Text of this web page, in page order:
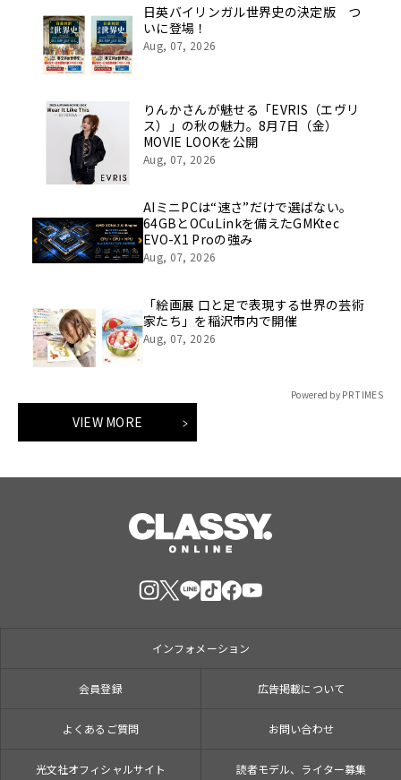
像を公開！
日英バイリンガル世界史の決定版 つ
いに登場！
Aug, 07, 2026
りんかさんが魅せる「EVRIS（エヴリ
ス）」の秋の魅力。8月7日（金）
MOVIE LOOKを公開
Aug, 07, 2026
AIミニPCは“速さ”だけで選ばない。
64GBとOCuLinkを備えたGMKtec
EVO-X1 Proの強み
Aug, 07, 2026
「絵画展 口と足で表現する世界の芸術
家たち」を稲沢市内で開催
Aug, 07, 2026
Powered by PR TIMES
VIEW MORE
インフォメーション
会員登録 広告掲載について
よくあるご質問 お問い合わせ
光文社オフィシャルサイト 読者モデル、ライター募集